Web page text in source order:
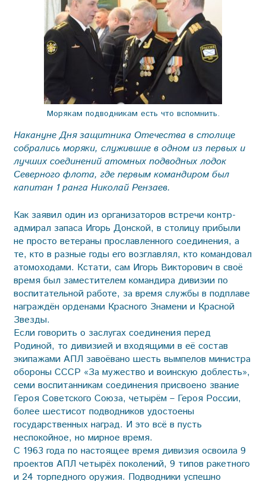
Морякам подводникам есть что вспомнить.
Накануне Дня защитника Отечества в столице
собрались моряки, служившие в одном из первых и
лучших соединений атомных подводных лодок
Северного флота, где первым командиром был
капитан 1 ранга Николай Рензаев.
Как заявил один из организаторов встречи контр-
адмирал запаса Игорь Донской, в столицу прибыли
не просто ветераны прославленного соединения, а
те, кто в разные годы его возглавлял, кто командовал
атомоходами. Кстати, сам Игорь Викторович в своё
время был заместителем командира дивизии по
воспитательной работе, за время службы в подплаве
награждён орденами Красного Знамени и Красной
Звезды.
Если говорить о заслугах соединения перед
Родиной, то дивизией и входящими в её состав
экипажами АПЛ завоёвано шесть вымпелов министра
обороны СССР «За мужество и воинскую доблесть»,
семи воспитанникам соединения присвоено звание
Героя Советского Союза, четырём – Героя России,
более шестисот подводников удостоены
государственных наград. И это всё в пусть
неспокойное, но мирное время.
С 1963 года по настоящее время дивизия освоила 9
проектов АПЛ четырёх поколений, 9 типов ракетного
и 24 торпедного оружия. Подводники успешно